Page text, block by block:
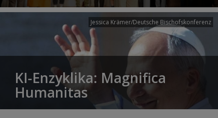
Jessica Krämer/Deutsche Bischofskonferenz
KI-Enzyklika: Magnifica
Humanitas